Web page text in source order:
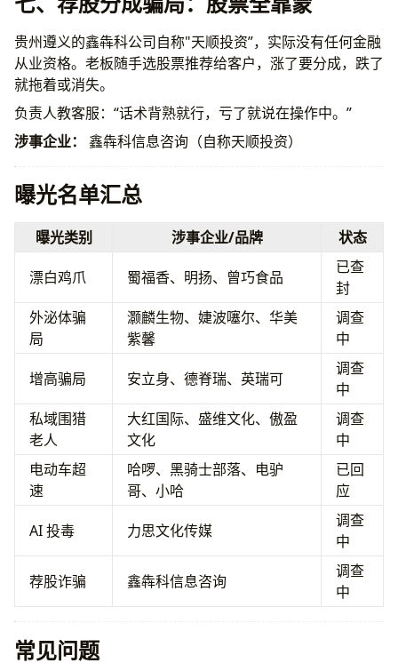
贵州遵义的鑫犇科公司自称"天顺投资”，实际没有任何金融
从业资格。老板随手选股票推荐给客户，涨了要分成，跌了
就拖着或消失。
负责人教客服：“话术背熟就行，亏了就说在操作中。”
涉事企业：
鑫犇科信息咨询（自称天顺投资）
曝光名单汇总
曝光类别 涉事企业/品牌 状态
漂白鸡爪 蜀福香、明扬、曾巧食品
已查
封
外泌体骗
局
灏麟生物、婕波噻尔、华美
紫馨
调查
中
增高骗局 安立身、德脊瑞、英瑞可
调查
中
私域围猎
老人
大红国际、盛维文化、傲盈
文化
调查
中
电动车超
速
哈啰、黑骑士部落、电驴
哥、小哈
已回
应
AI 投毒 力思文化传媒
调查
中
荐股诈骗 鑫犇科信息咨询
调查
中
常见问题